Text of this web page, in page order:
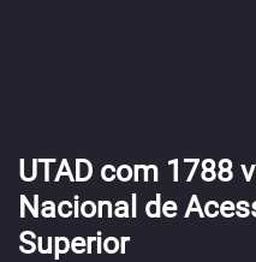
UTAD com 1788
Nacional de
Superior